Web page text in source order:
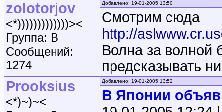
zolotorjov
<*)))))))))))))><
Группа: B
Сообщений:
1274
Добавлено: 19-01-2005 13:50
Смотрим сюда
http://
Волна за волной
предсказывать
Prooksius
<*)~)~<
Добавлено: 19-01-2005 13:52
В Японии